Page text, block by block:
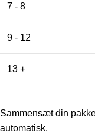
7 - 8
9 - 12
13 +
Sammensæt din
automatisk.